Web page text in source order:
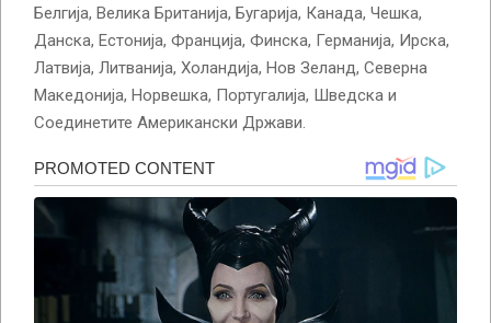
Белгија, Велика Британија, Бугарија, Канада, Чешка,
Данска, Естонија, Франција, Финска, Германија, Ирска,
Латвија, Литванија, Холандија, Нов Зеланд, Северна
Македонија, Норвешка, Португалија, Шведска и
Соединетите Американски Држави.